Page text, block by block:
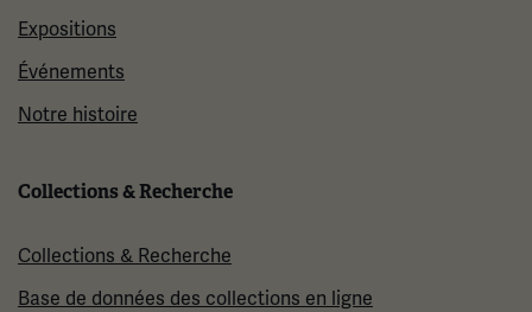
Expositions
Événements
Notre histoire
Collections & Recherche
Collections & Recherche
Base de données des collections en ligne